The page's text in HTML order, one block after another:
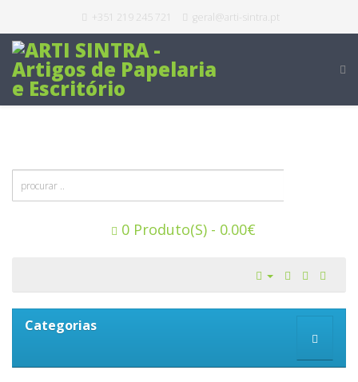
+351 219 245 721 geral@arti-sintra.pt
0 Produto(s) - 0.00€
Categorias